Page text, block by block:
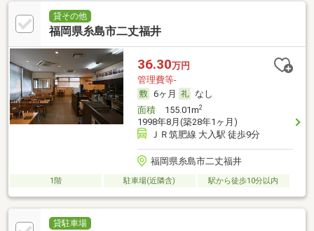
貸その他
福岡県糸島市二丈福井
36.30万円
管理費等-
6ヶ月
なし
面積155.01m2
1998年8月(築28年1ヶ月)
ＪＲ筑肥線 大入駅 徒歩9分
福岡県糸島市二丈福井
1階 駐車場(近隣含) 駅から徒歩10分以内
貸駐車場